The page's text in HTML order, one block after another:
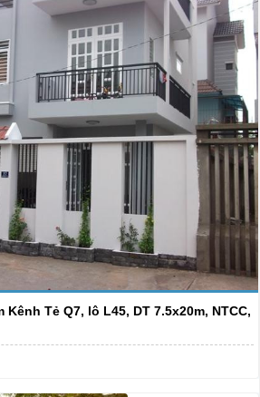
Kênh Tẻ Q7, lô L45, DT 7.5x20m, NTCC,